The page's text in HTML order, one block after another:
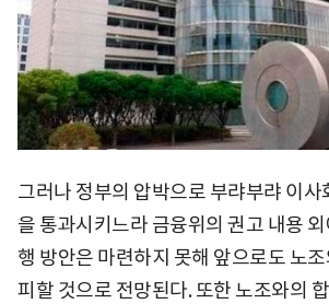
그러나 정부의 압박으로 부랴부랴 이사
을 통과시키느라 금융위의 권고 내용
행 방안은 마련하지 못해 앞으로도 노
피할 것으로 전망된다. 또한 노조와의